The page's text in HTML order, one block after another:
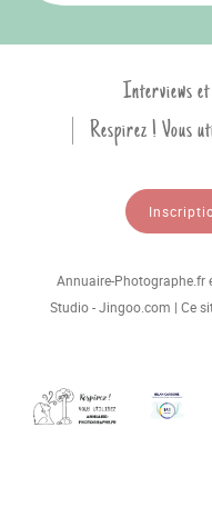
Interviews
Respirez ! Vous
Annuaire-Photographe.fr
Studio - Jingoo.com | Ce